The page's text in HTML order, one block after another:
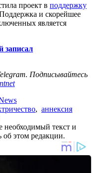
проект в поддержку
и скорейшее
является
записал
Подписывайтесь
, аннексия
необходимый текст и
этом редакции.